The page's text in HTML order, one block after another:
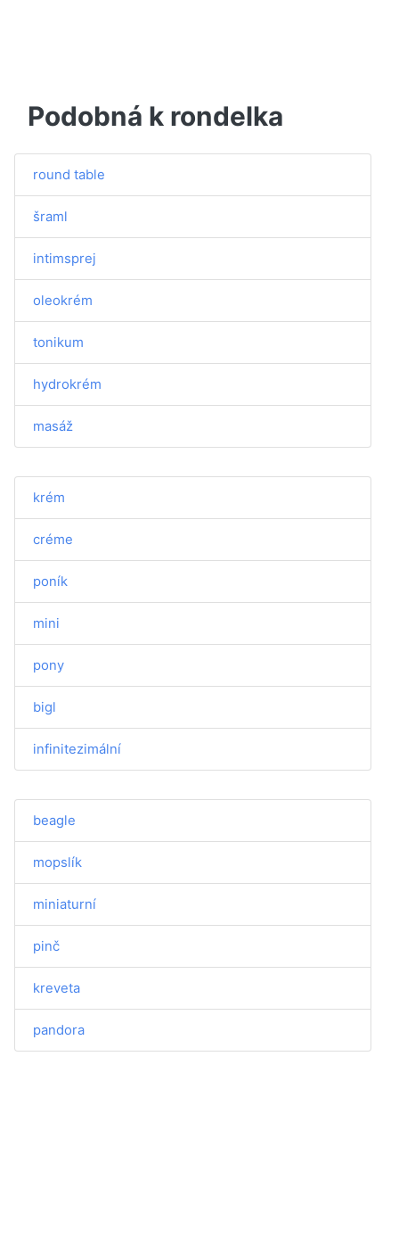
Podobná k rondelka
round table
šraml
intimsprej
oleokrém
tonikum
hydrokrém
masáž
krém
créme
poník
mini
pony
bigl
infinitezimální
beagle
mopslík
miniaturní
pinč
kreveta
pandora